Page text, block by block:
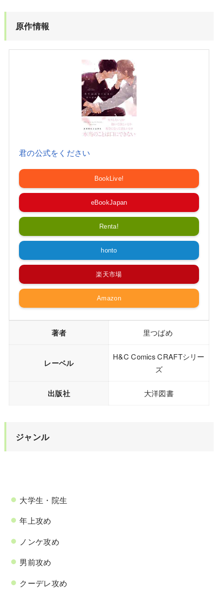
原作情報
君の公式をください
BookLive!
eBookJapan
Renta!
honto
楽天市場
Amazon
著者 里つばめ
レーベル
H&C Comics CRAFTシリー
ズ
出版社 大洋図書
ジャンル
大学生・院生
年上攻め
ノンケ攻め
男前攻め
クーデレ攻め